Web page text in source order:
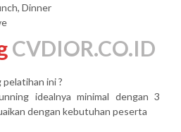
Dinner
CVDIOR.CO.ID
pelatihan ini ?
idealnya minimal dengan 3
dengan kebutuhan peserta